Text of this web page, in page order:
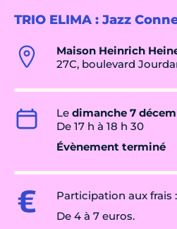
TRIO ELIMA : Jazz
Maison Heinrich
27C, boulevard
Le dimanche 7
De 17 h à 18 h 30
Évènement terminé
Participation aux frais :
De 4 à 7 euros.